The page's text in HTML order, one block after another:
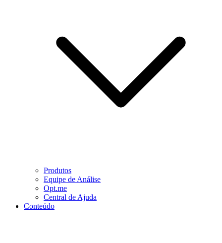
Produtos
Equipe de Análise
Opt.me
Central de Ajuda
Conteúdo